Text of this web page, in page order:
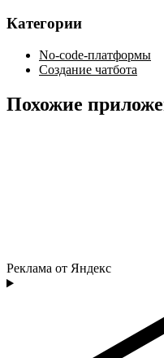
Категории
No-code-платформы
Создание чатбота
Похожие
Реклама от Яндекс